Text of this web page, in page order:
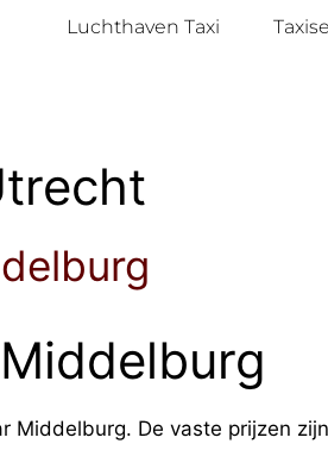
Luchthaven Taxi
De vaste prijzen